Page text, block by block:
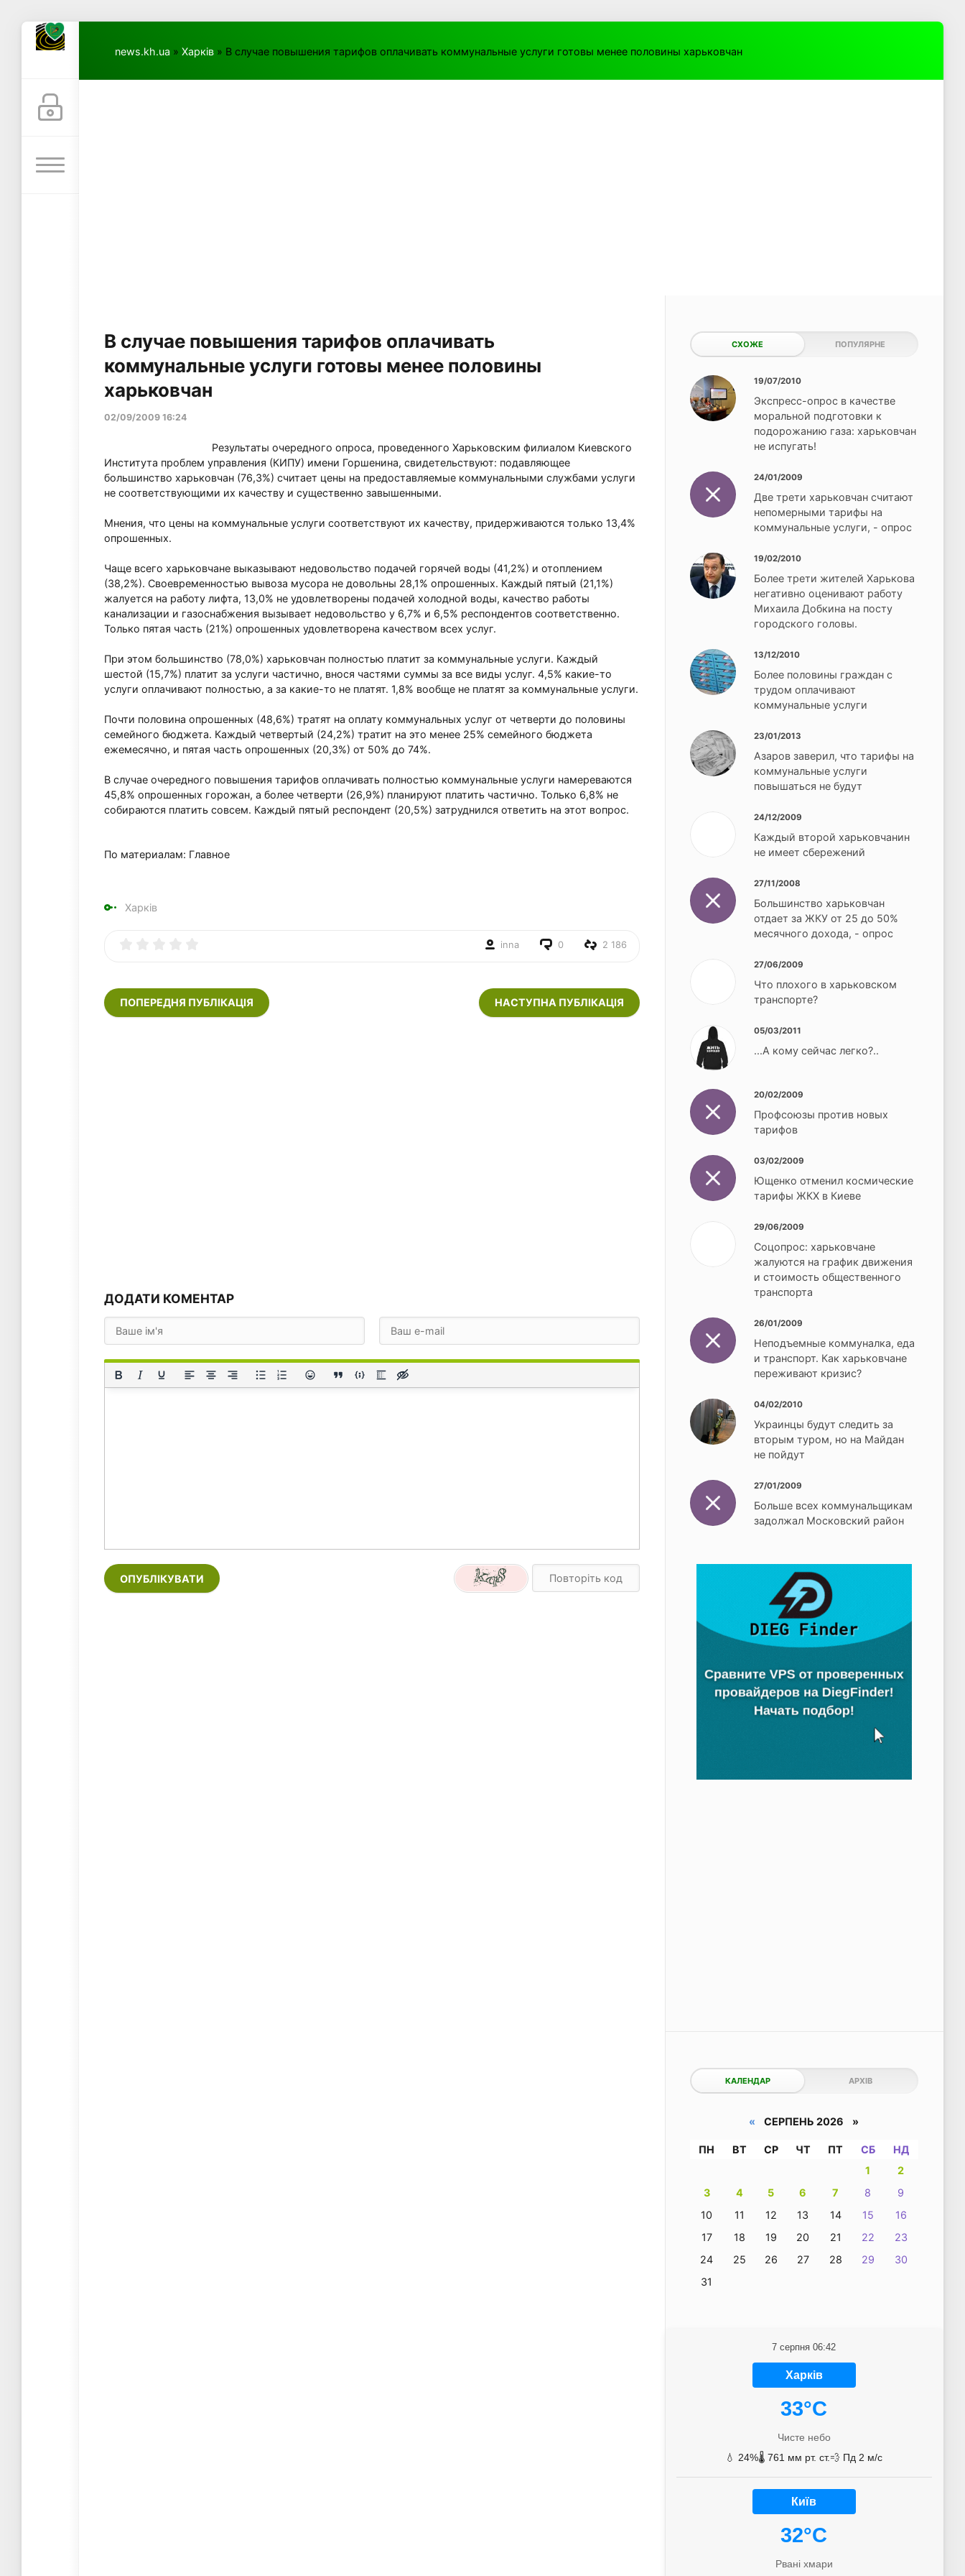
news.kh.ua » Харків » В случае повышения тарифов оплачивать коммунальные услуги готовы менее половины харьковчан
В случае повышения тарифов оплачивать
коммунальные услуги готовы менее половины
харьковчан
02/09/2009 16:24
Результаты очередного опроса, проведенного Харьковским филиалом Киевского
Института проблем управления (КИПУ) имени Горшенина, свидетельствуют: подавляющее
большинство харьковчан (76,3%) считает цены на предоставляемые коммунальными службами услуги
не соответствующими их качеству и существенно завышенными.
Мнения, что цены на коммунальные услуги соответствуют их качеству, придерживаются только 13,4%
опрошенных.
Чаще всего харьковчане выказывают недовольство подачей горячей воды (41,2%) и отоплением
(38,2%). Своевременностью вывоза мусора не довольны 28,1% опрошенных. Каждый пятый (21,1%)
жалуется на работу лифта, 13,0% не удовлетворены подачей холодной воды, качество работы
канализации и газоснабжения вызывает недовольство у 6,7% и 6,5% респондентов соответственно.
Только пятая часть (21%) опрошенных удовлетворена качеством всех услуг.
При этом большинство (78,0%) харьковчан полностью платит за коммунальные услуги. Каждый
шестой (15,7%) платит за услуги частично, внося частями суммы за все виды услуг. 4,5% какие-то
услуги оплачивают полностью, а за какие-то не платят. 1,8% вообще не платят за коммунальные услуги.
Почти половина опрошенных (48,6%) тратят на оплату коммунальных услуг от четверти до половины
семейного бюджета. Каждый четвертый (24,2%) тратит на это менее 25% семейного бюджета
ежемесячно, и пятая часть опрошенных (20,3%) от 50% до 74%.
В случае очередного повышения тарифов оплачивать полностью коммунальные услуги намереваются
45,8% опрошенных горожан, а более четверти (26,9%) планируют платить частично. Только 6,8% не
собираются платить совсем. Каждый пятый респондент (20,5%) затруднился ответить на этот вопрос.
По материалам: Главное
Харків
inna 0 2 186
ПОПЕРЕДНЯ ПУБЛІКАЦІЯ НАСТУПНА ПУБЛІКАЦІЯ
ДОДАТИ КОМЕНТАР
ОПУБЛІКУВАТИ
СХОЖЕ ПОПУЛЯРНЕ
19/07/2010
Экспресс-опрос в качестве
моральной подготовки к
подорожанию газа: харьковчан
не испугать!
24/01/2009
Две трети харьковчан считают
непомерными тарифы на
коммунальные услуги, - опрос
19/02/2010
Более трети жителей Харькова
негативно оценивают работу
Михаила Добкина на посту
городского головы.
13/12/2010
Более половины граждан с
трудом оплачивают
коммунальные услуги
23/01/2013
Азаров заверил, что тарифы на
коммунальные услуги
повышаться не будут
24/12/2009
Каждый второй харьковчанин
не имеет сбережений
27/11/2008
Большинство харьковчан
отдает за ЖКУ от 25 до 50%
месячного дохода, - опрос
27/06/2009
Что плохого в харьковском
транспорте?
05/03/2011
...А кому сейчас легко?..
20/02/2009
Профсоюзы против новых
тарифов
03/02/2009
Ющенко отменил космические
тарифы ЖКХ в Киеве
29/06/2009
Соцопрос: харьковчане
жалуются на график движения
и стоимость общественного
транспорта
26/01/2009
Неподъемные коммуналка, еда
и транспорт. Как харьковчане
переживают кризис?
04/02/2010
Украинцы будут следить за
вторым туром, но на Майдан
не пойдут
27/01/2009
Больше всех коммунальщикам
задолжал Московский район
КАЛЕНДАР АРХІВ
« СЕРПЕНЬ 2026 »
ПН ВТ СР ЧТ ПТ СБ
НД
1
2
3
4 5 6 7 8
9
10
11 12 13 14 15
16
17
18 19 20 21 22
23
24
25 26 27 28 29
30
31
7 серпня 06:42
Харків
33°C
Чисте небо
💧 24%🌡️ 761 мм рт. ст.💨 Пд 2 м/с
Київ
32°C
Рвані хмари